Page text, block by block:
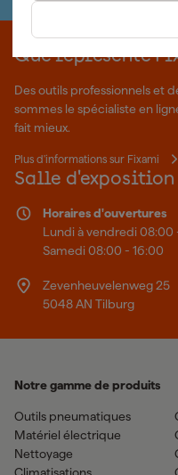
Que représente
Des outils professionnels et
sommes le spécialiste en
fait mieux.
Plus d'informations sur Fixami
Salle
Horaires d'ouvertures
Lundi à vendredi 08:00
Samedi 08:00 - 16:00
Zevenheuvelenweg 25
5048 AN Tilburg
Notre gamme de produits
Outils pneumatiques
Matériel électrique
Nettoyage
Climatisations